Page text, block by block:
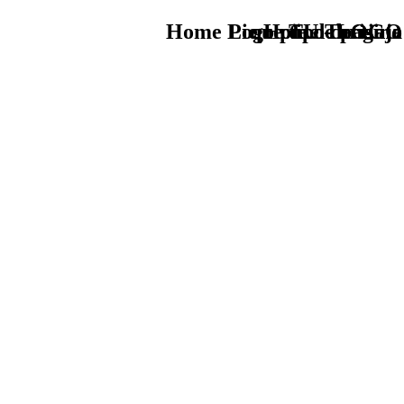
TU - LOGO
que tipo de viaje
Home Logo pie de página
Pie Home Turismo